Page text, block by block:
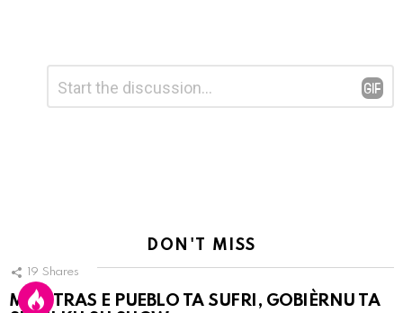
Reply
DON'T MISS
19 Shares
MIENTRAS E PUEBLO TA SUFRI, GOBIÈRNU TA